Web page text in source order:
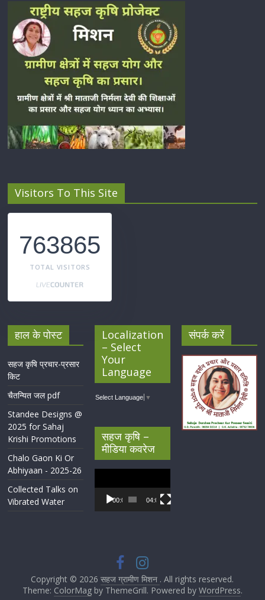
Visitors To This Site
763865
TOTAL VISITORS
हाल के पोस्ट
सहज कृषि प्रचार-प्रसार
किट
चैतन्यित जल pdf
Standee Designs @
2025 for Sahaj
Krishi Promotions
Chalo Gaon Ki Or
Abhiyaan - 2025-26
Collected Talks on
Vibrated Water
Localization
– Select
Your
Language
Select Language ▼
सहज कृषि –
मीडिया कवरेज
Player
00:00 04:07
संपर्क करें
Copyright © 2026सहज ग्रामीण मिशन . All rights reserved.
Theme: ColorMagby ThemeGrill. Powered by WordPress.